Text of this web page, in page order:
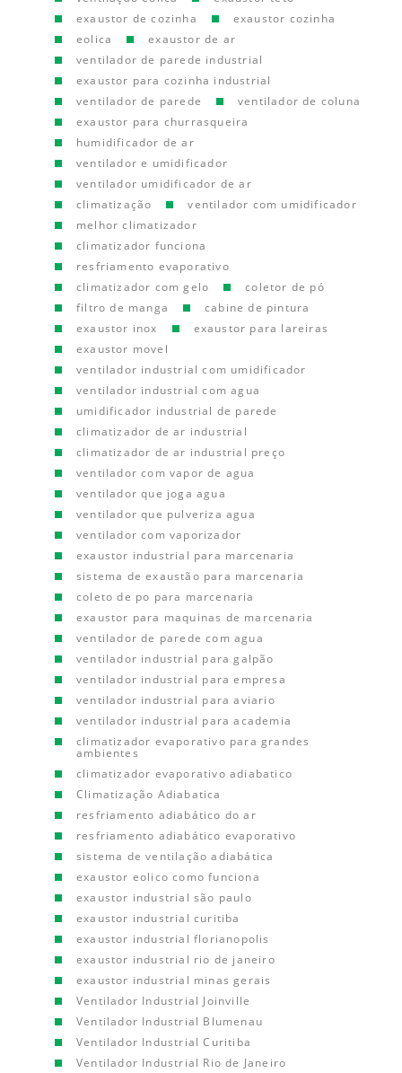
exaustor de cozinha
exaustor cozinha
eolica
exaustor de ar
ventilador de parede industrial
exaustor para cozinha industrial
ventilador de parede
ventilador de coluna
exaustor para churrasqueira
humidificador de ar
ventilador e umidificador
ventilador umidificador de ar
climatização
ventilador com umidificador
melhor climatizador
climatizador funciona
resfriamento evaporativo
climatizador com gelo
coletor de pó
filtro de manga
cabine de pintura
exaustor inox
exaustor para lareiras
exaustor movel
ventilador industrial com umidificador
ventilador industrial com agua
umidificador industrial de parede
climatizador de ar industrial
climatizador de ar industrial preço
ventilador com vapor de agua
ventilador que joga agua
ventilador que pulveriza agua
ventilador com vaporizador
exaustor industrial para marcenaria
sistema de exaustão para marcenaria
coleto de po para marcenaria
exaustor para maquinas de marcenaria
ventilador de parede com agua
ventilador industrial para galpão
ventilador industrial para empresa
ventilador industrial para aviario
ventilador industrial para academia
climatizador evaporativo para grandes
ambientes
climatizador evaporativo adiabatico
Climatização Adiabatica
resfriamento adiabático do ar
resfriamento adiabático evaporativo
sistema de ventilação adiabática
exaustor eolico como funciona
exaustor industrial são paulo
exaustor industrial curitiba
exaustor industrial florianopolis
exaustor industrial rio de janeiro
exaustor industrial minas gerais
Ventilador Industrial Joinville
Ventilador Industrial Blumenau
Ventilador Industrial Curitiba
Ventilador Industrial Rio de Janeiro